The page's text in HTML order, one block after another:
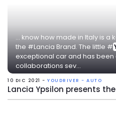
... know how made in Italy is
the #Lancia Brand. The little #
exceptional car and has
collaborations sev...
10 DIC 2021 - YOUDRIVER - AUTO